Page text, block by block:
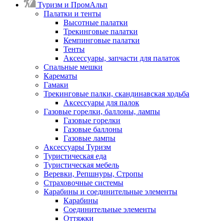
Туризм и ПромАльп
Палатки и тенты
Высотные палатки
Трекинговые палатки
Кемпинговые палатки
Тенты
Аксессуары, запчасти для палаток
Спальные мешки
Карематы
Гамаки
Трекинговые палки, скандинавская ходьба
Аксессуары для палок
Газовые горелки, баллоны, лампы
Газовые горелки
Газовые баллоны
Газовые лампы
Аксессуары Туризм
Туристическая еда
Туристическая мебель
Веревки, Репшнуры, Стропы
Страховочные системы
Карабины и соединительные элементы
Карабины
Соединительные элементы
Оттяжки